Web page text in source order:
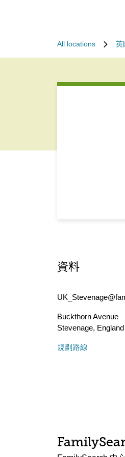
All locations 英
資料
Buckthorn Avenue
Stevenage, England
規劃路線